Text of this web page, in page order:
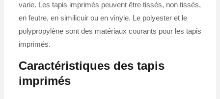
varie. Les tapis imprimés peuvent être tissés, non tissés,
en feutre, en similicuir ou en vinyle. Le polyester et le
polypropylène sont des matériaux courants pour les tapis
imprimés.
Caractéristiques des tapis
imprimés